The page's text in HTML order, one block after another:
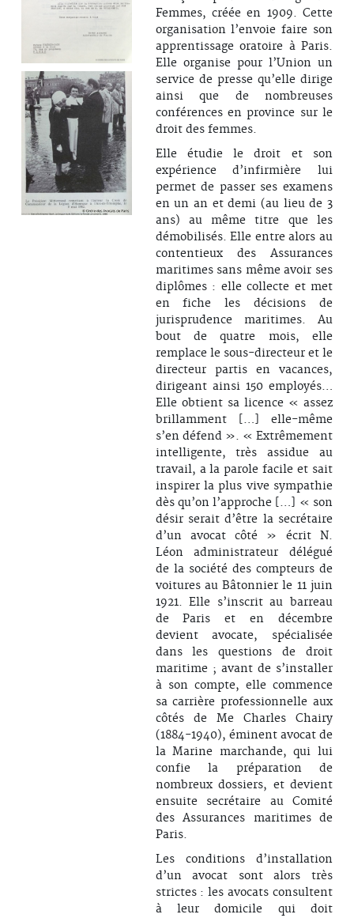
Femmes, créée en 1909. Cette
organisation l’envoie faire son
apprentissage oratoire à Paris.
Elle organise pour l’Union un
service de presse qu’elle dirige
ainsi que de nombreuses
conférences en province sur le
droit des femmes.
Elle étudie le droit et son
expérience d’infirmière lui
permet de passer ses examens
en un an et demi (au lieu de 3
ans) au même titre que les
démobilisés. Elle entre alors au
contentieux des Assurances
maritimes sans même avoir ses
diplômes : elle collecte et met
en fiche les décisions de
jurisprudence maritimes. Au
bout de quatre mois, elle
remplace le sous-directeur et le
directeur partis en vacances,
dirigeant ainsi 150 employés…
Elle obtient sa licence « assez
brillamment […] elle-même
s’en défend ». « Extrêmement
intelligente, très assidue au
travail, a la parole facile et sait
inspirer la plus vive sympathie
dès qu’on l’approche […] « son
désir serait d’être la secrétaire
d’un avocat côté » écrit N.
Léon administrateur délégué
de la société des compteurs de
voitures au Bâtonnier le 11 juin
1921. Elle s’inscrit au barreau
de Paris et en décembre
devient avocate, spécialisée
dans les questions de droit
maritime ; avant de s’installer
à son compte, elle commence
sa carrière professionnelle aux
côtés de Me Charles Chairy
(1884-1940), éminent avocat de
la Marine marchande, qui lui
confie la préparation de
nombreux dossiers, et devient
ensuite secrétaire au Comité
des Assurances maritimes de
Paris.
Les conditions d’installation
d’un avocat sont alors très
strictes : les avocats consultent
à leur domicile qui doit